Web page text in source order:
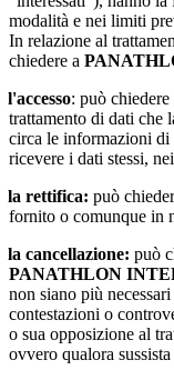
modalità e nei limiti
In relazione al
chiedere a
l'accesso: può
trattamento di dati che
circa le informazioni di
ricevere i dati stessi,
la rettifica: può
fornito o comunque in
la cancellazione: può
PANATHLON
non siano più
contestazioni o
o sua opposizione al
ovvero qualora